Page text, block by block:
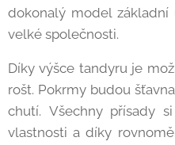
dokonalý model
velké společnosti.
Díky výšce tandyru je
rošt. Pokrmy budou
chutí. Všechny přísady
vlastnosti a díky